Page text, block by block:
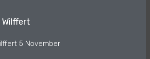
5 November